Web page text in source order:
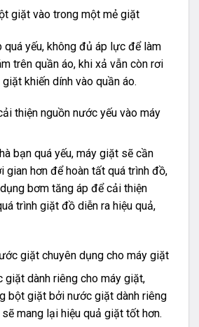
giặt vào trong một mẻ giặt
yếu, không đủ áp lực để làm
trên quần áo, khi xả vẫn còn rơi
khiến dính vào quần áo.
thiện nguồn nước yếu vào máy
bạn quá yếu, máy giặt sẽ cần
gian hơn để hoàn tất quá trình đồ,
bơm tăng áp để cải thiện
trình giặt đồ diễn ra hiệu quả,
giặt chuyên dụng cho máy giặt
giặt dành riêng cho máy giặt,
bột giặt bởi nước giặt dành riêng
mang lại hiệu quả giặt tốt hơn.